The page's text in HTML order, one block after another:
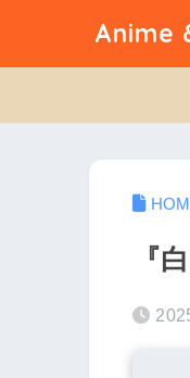
Anime
『